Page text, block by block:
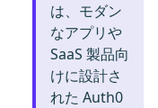
は、モダン
なアプリや
SaaS 製品向
けに設計さ
れた Auth0